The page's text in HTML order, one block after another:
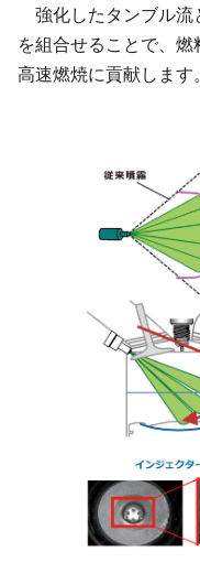
強化したタンブル流
を組合せることで、燃
高速燃焼に貢献します